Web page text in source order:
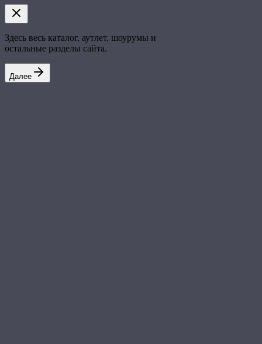
Здесь весь каталог, аутлет, шоурумы и
остальные разделы сайта.
Далее